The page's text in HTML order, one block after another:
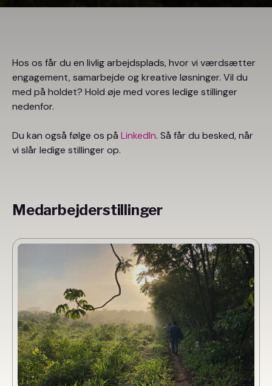
Hos os får du en livlig arbejdsplads, hvor vi værdsætter
engagement, samarbejde og kreative løsninger. Vil du
med på holdet? Hold øje med vores ledige stillinger
nedenfor.
Du kan også følge os på LinkedIn. Så får du besked, når
vi slår ledige stillinger op.
Medarbejderstillinger